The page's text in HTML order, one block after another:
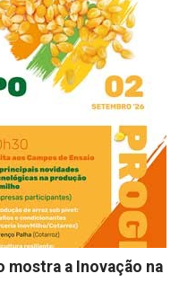
mostra a Inovação na